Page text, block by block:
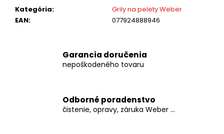
Kategória:
Grily na pelety Weber
EAN: 077924888946
Garancia doručenia
nepoškodeného tovaru
Odborné poradenstvo
čistenie, opravy, záruka Weber ...
m
e